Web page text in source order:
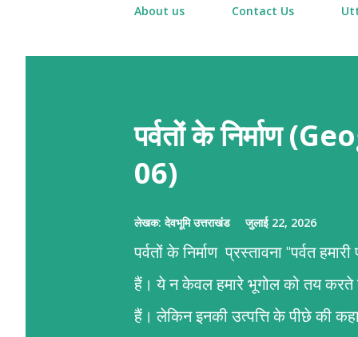
About us Contact Us
पर्वतों के निर्माण
06)
लेखक:देवभूमि उत्तराखंड जुलाई 22, 2026
पर्वतों के निर्माण प्रस्तावना "पर्वत
हैं। ये न केवल हमारे भूगोल को तय करते
हैं। लेकिन इनकी उत्पत्ति के पीछे की